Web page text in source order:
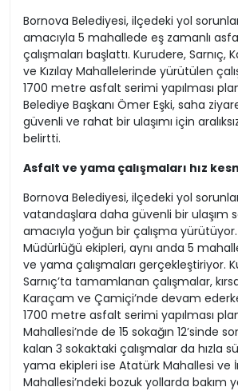
Bornova Belediyesi, ilçedeki yol
amacıyla 5 mahallede eş zamanlı
çalışmaları başlattı. Kurudere, Sarnıç,
ve Kızılay Mahallelerinde yürütülen
1700 metre asfalt serimi yapılması
Belediye Başkanı Ömer Eşki, saha
güvenli ve rahat bir ulaşımı için aralıksız
belirtti.
Asfalt ve yama çalışmaları hız
Bornova Belediyesi, ilçedeki yol
vatandaşlara daha güvenli bir ulaşım
amacıyla yoğun bir çalışma yürütüyor.
Müdürlüğü ekipleri, aynı anda 5
ve yama çalışmaları gerçekleştiriyor.
Sarnıç’ta tamamlanan çalışmalar,
Karaçam ve Çamiçi’nde devam
1700 metre asfalt serimi yapılması
Mahallesi’nde de 15 sokağın 12’sinde
kalan 3 sokaktaki çalışmalar da hızla
yama ekipleri ise Atatürk Mahallesi ve
Mahallesi’ndeki bozuk yollarda bakım